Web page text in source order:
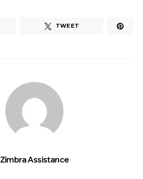
TWEET
Zimbra Assistance